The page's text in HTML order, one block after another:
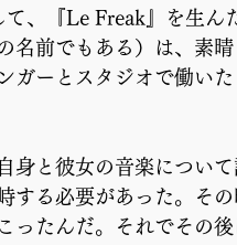
、『Le Freak』を生ん
名前でもある）は、素
ガーとスタジオで働い
身と彼女の音楽につい
する必要があった。その
ったんだ。それでその